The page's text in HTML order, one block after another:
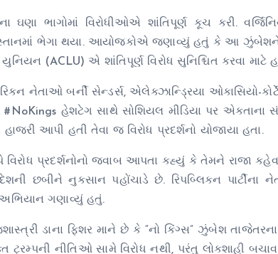
ઘણા ભાગોમાં વિરોધીઓએ શાંતિપૂર્ણ કૂચ કરી.
ભેગા થયા. આયોજકોએ જણાવ્યું હતું કે આ ઝુંબેશને
યુનિયન (ACLU) એ શાંતિપૂર્ણ વિરોધ સુનિશ્ચિત કરવા
નેતાઓ બર્ની સેન્ડર્સ, એલેક્ઝાન્ડ્રિયા
હેશટેગ સાથે સોશિયલ મીડિયા પર એકતાના
આપી હતી તેવા જ વિરોધ પ્રદર્શનો યોજાયા હતા.
વિરોધ પ્રદર્શનોનો જવાબ આપતા કહ્યું કે તેમને રાજા
છબીને નુકસાન પહોંચાડે છે. રિપબ્લિકન પાર્ટીના
અભિયાન ગણાવ્યું હતું.
ડાના ફિશર માને છે કે “નો કિંગ્સ” ઝુંબેશ
ટ્રમ્પની નીતિઓ સામે વિરોધ નથી, પરંતુ લોકશાહી